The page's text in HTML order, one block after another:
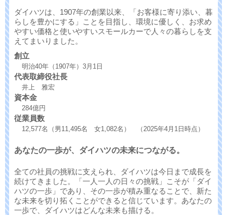
ダイハツは、1907年の創業以来、「お客様に寄り添い、暮
らしを豊かにする」ことを目指し、環境に優しく、お求め
やすい価格と使いやすいスモールカーで人々の暮らしを支
えてまいりました。
創立
明治40年（1907年）3月1日
代表取締役社長
井上 雅宏
資本金
284億円
従業員数
12,577名（男11,495名 女1,082名） （2025年4月1日時点）
あなたの一歩が、ダイハツの未来につながる。
全ての社員の挑戦に支えられ、ダイハツは今日まで成長を
続けてきました。「一人一人の日々の挑戦」こそが「ダイ
ハツの一歩」であり、その一歩が積み重なることで、新た
な未来を切り拓くことができると信じています。あなたの
一歩で、ダイハツはどんな未来も描ける。